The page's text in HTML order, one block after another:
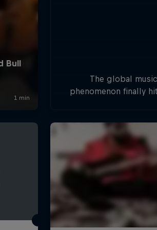
The global music
phenomenon finally
with a powerful live
to rewrite the rules of
show.